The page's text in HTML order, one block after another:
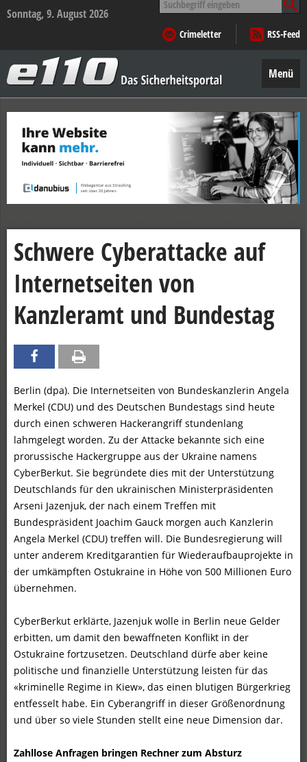
Sonntag, 9. August 2026
nach:
Crimeletter
RSS-Feed
–
Das
Sicherheitsportal
Menü
Zum
Inhalt
springen
Schwere Cyberattacke auf
Internetseiten von
Kanzleramt und Bundestag
Berlin (dpa). Die Internetseiten von Bundeskanzlerin Angela
Merkel (CDU) und des Deutschen Bundestags sind heute
durch einen schweren Hackerangriff stundenlang
lahmgelegt worden. Zu der Attacke bekannte sich eine
prorussische Hackergruppe aus der Ukraine namens
CyberBerkut. Sie begründete dies mit der Unterstützung
Deutschlands für den ukrainischen Ministerpräsidenten
Arseni Jazenjuk, der nach einem Treffen mit
Bundespräsident Joachim Gauck morgen auch Kanzlerin
Angela Merkel (CDU) treffen will. Die Bundesregierung will
unter anderem Kreditgarantien für Wiederaufbauprojekte in
der umkämpften Ostukraine in Höhe von 500 Millionen Euro
übernehmen.
CyberBerkut erklärte, Jazenjuk wolle in Berlin neue Gelder
erbitten, um damit den bewaffneten Konflikt in der
Ostukraine fortzusetzen. Deutschland dürfe aber keine
politische und finanzielle Unterstützung leisten für das
«kriminelle Regime in Kiew», das einen blutigen Bürgerkrieg
entfesselt habe. Ein Cyberangriff in dieser Größenordnung
und über so viele Stunden stellt eine neue Dimension dar.
Zahllose Anfragen bringen Rechner zum Absturz